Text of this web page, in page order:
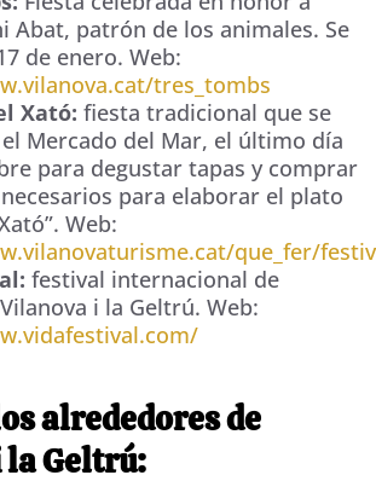
Abat, patrón de los animales. Se
de enero. Web:
tres_tombs
Xató: fiesta tradicional que se
Mercado del Mar, el último día
para degustar tapas y comprar
para elaborar el plato
Web:
que_fer/
festival internacional de
i la Geltrú. Web:
alrededores de
Geltrú: